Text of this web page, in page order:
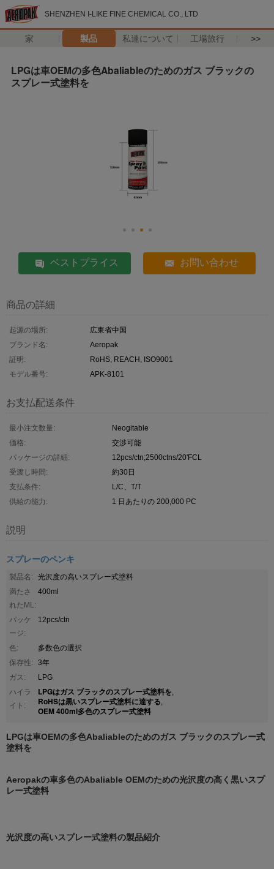
SHENZHEN I-LIKE FINE CHEMICAL CO., LTD
家 製品 私達について 工場旅行 >>
LPGは車OEMの多色Abaliableのためのガス ブラックの
スプレー式塗料を
ベストプライス お問い合わせ
商品の詳細
起源の場所:
広東省中国
ブランド名:
Aeropak
証明:
RoHS, REACH, ISO9001
モデル番号:
APK-8101
お支払配送条件
最小注文数量:
Neogitable
価格:
交渉可能
パッケージの詳細:
12pcs/ctn;2500ctns/20'FCL
受渡し時間:
約30日
支払条件:
L/C、T/T
供給の能力:
1 日あたりの 200,000 PC
説明
スプレーのペンキ
製品名:
光沢度の高いスプレー式塗料
満たさ
れたML:
400ml
パッケ
ージ:
12pcs/ctn
色:
多数色の選択
保存性:
3年
ガス:
LPG
ハイラ
イト:
LPGはガス ブラックのスプレー式塗料を,
RoHSは黒いスプレー式塗料に達する,
OEM 400ml多色のスプレー式塗料
LPGは車OEMの多色Abaliableのためのガス ブラックのスプレー式
塗料を
Aeropakの車多色のAbaliable OEMのための光沢度の高く黒いスプ
レー式塗料
光沢度の高いスプレー式塗料の製品紹介